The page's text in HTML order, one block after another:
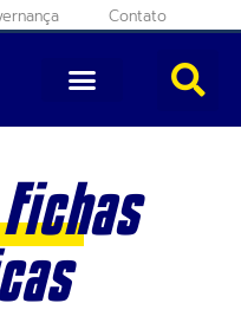
Contato